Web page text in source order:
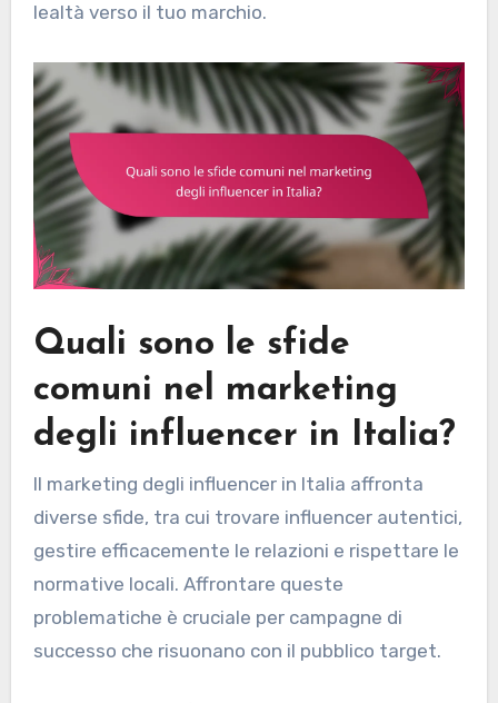
lealtà verso il tuo marchio.
Quali sono le sfide
comuni nel marketing
degli influencer in Italia?
Il marketing degli influencer in Italia affronta
diverse sfide, tra cui trovare influencer autentici,
gestire efficacemente le relazioni e rispettare le
normative locali. Affrontare queste
problematiche è cruciale per campagne di
successo che risuonano con il pubblico target.